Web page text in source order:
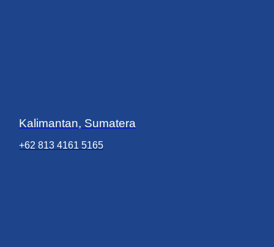
Kalimantan, Sumatera
+62 813 4161 5165